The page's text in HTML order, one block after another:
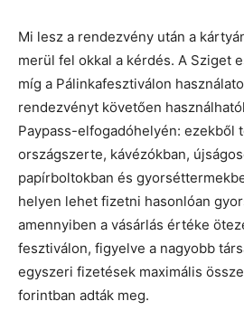
Mi lesz a rendezvény után a
merül fel okkal a kérdés. A Sziget
míg a Pálinkafesztiválon
rendezvényt követően
Paypass-elfogadóhelyén: ezekből
országszerte, kávézókban,
papírboltokban és
helyen lehet fizetni hasonlóan
amennyiben a vásárlás értéke
fesztiválon, figyelve a nagyobb
egyszeri fizetések maximális
forintban adták meg.